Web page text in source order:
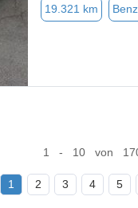
19.321 km
1 - 10 von
1 2 3 4 5